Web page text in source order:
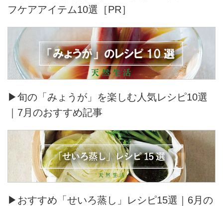
フケアアイテム10選［PR］
▶旬の「みょうが」を楽しむ人気レシピ10選
｜7月のおすすめ記事
▶おすすめ「せいろ蒸し」レシピ15選｜6月の